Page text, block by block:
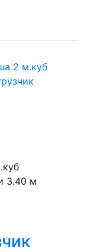
2 м.куб
3.40 м